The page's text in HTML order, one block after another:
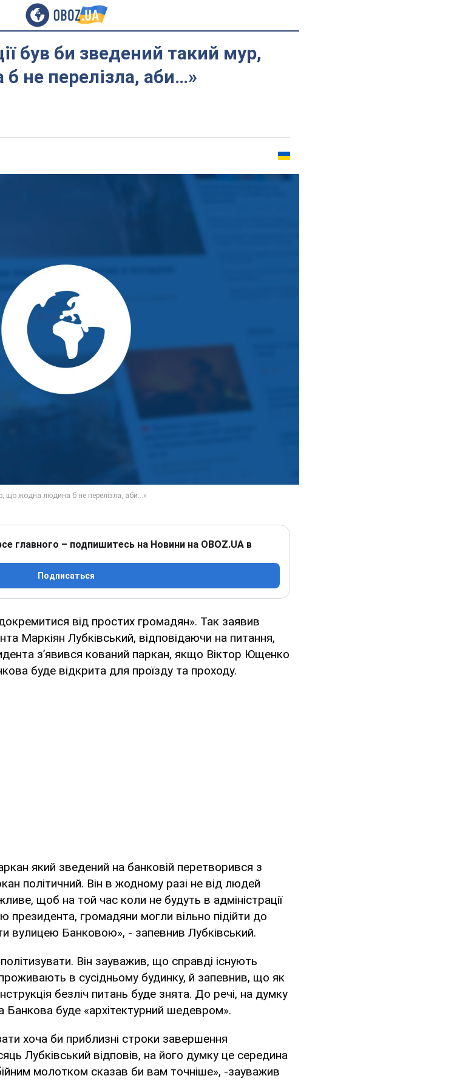
був би зведений такий мур,
не перелізла, аби…»
главного – подпишитесь на Новини на OBOZ.UA в
Подписаться
від простих громадян». Так заявив
Маркіян Лубківський, відповідаючи на питання,
з’явився кований паркан, якщо Віктор Ющенко
буде відкрита для проїзду та проходу.
який зведений на банковій перетворився з
політичний. Він в жодному разі не від людей
щоб на той час коли не будуть в адміністрації
президента, громадяни могли вільно підійти до
вулицею Банковою», - запевнив Лубківський.
Він зауважив, що справді існують
в сусідньому будинку, й запевнив, що як
безліч питань буде знята. До речі, на думку
Банкова буде «архітектурний шедевром».
хоча би приблизні строки завершення
Лубківський відповів, на його думку це середина
молотком сказав би вам точніше», -зауважив